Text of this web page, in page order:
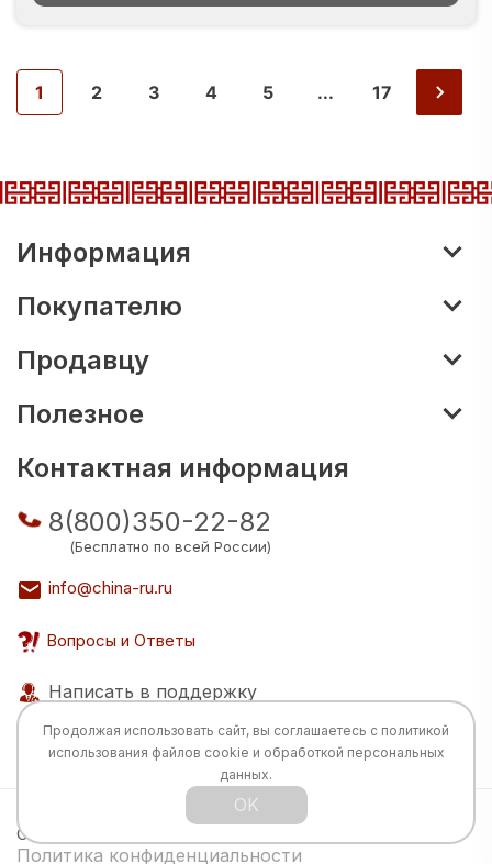
1 2 3 4 5 ... 17
Информация
Покупателю
Продавцу
Полезное
Контактная информация
8(800)350-22-82
(Бесплатно по всей России)
info@china-ru.ru
Вопросы и Ответы
Написать в поддержку
Все права защищены © 2026 Разработка:
China
Политика конфиденциальности
Продолжая использовать сайт, вы соглашаетесь с политикой
использования файлов cookie и обработкой персональных
данных.
OK